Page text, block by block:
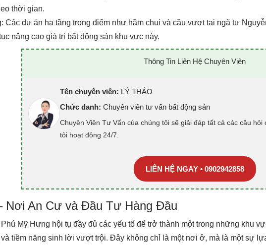
thời gian.
Các dự án hạ tầng trọng điểm như hầm chui và cầu vượt tại ngã tư
nâng cao giá trị bất động sản khu vực này.
Thông Tin Liên Hệ Chuyên Viên
Tên chuyên viên: LÝ THẢO
Chức danh: Chuyên viên tư vấn bất động sản
Chuyên Viên Tư Vấn của chúng tôi sẽ giải đáp tất cả các câu
tôi hoạt động 24/7.
LIÊN HỆ NGAY • 0902942858
Nơi An Cư và Đầu Tư Hàng Đầu
Mỹ Hưng hội tụ đầy đủ các yếu tố để trở thành một trong những khu
và tiềm năng sinh lời vượt trội. Đây không chỉ là một nơi ở, mà là một sự